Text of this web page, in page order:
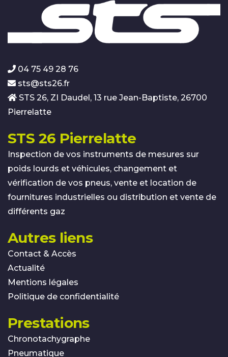
04 75 49 28 76
sts@sts26.fr
STS 26, ZI Daudel, 13 rue Jean-Baptiste, 26700
Pierrelatte
STS 26 Pierrelatte
Inspection de vos instruments de mesures sur
poids lourds et véhicules, changement et
vérification de vos pneus, vente et location de
fournitures industrielles ou distribution et vente de
différents gaz
Autres liens
Contact & Accès
Actualité
Mentions légales
Politique de confidentialité
Prestations
Chronotachygraphe
Pneumatique